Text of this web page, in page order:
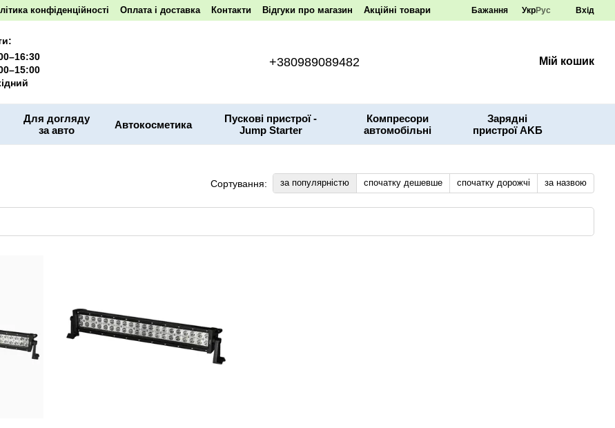
конфіденційності Оплата і доставка Контакти Відгуки про магазин
Акційні товари
Бажання УкрРус Вхід
+380989089482 Мій кошик
Для догляду
за авто
Автокосметика
Пускові пристрої -
Jump Starter
Компресори
автомобільні
Зарядні
пристрої AKБ
Сортування: за популярністю спочатку дешевше спочатку дорожчі за назвою